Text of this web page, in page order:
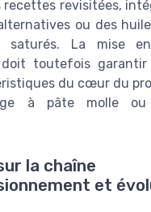
recettes revisitées,
ou des
saturés. La mise
doit toutefois
du cœur du
à pâte molle ou
la chaîne
et